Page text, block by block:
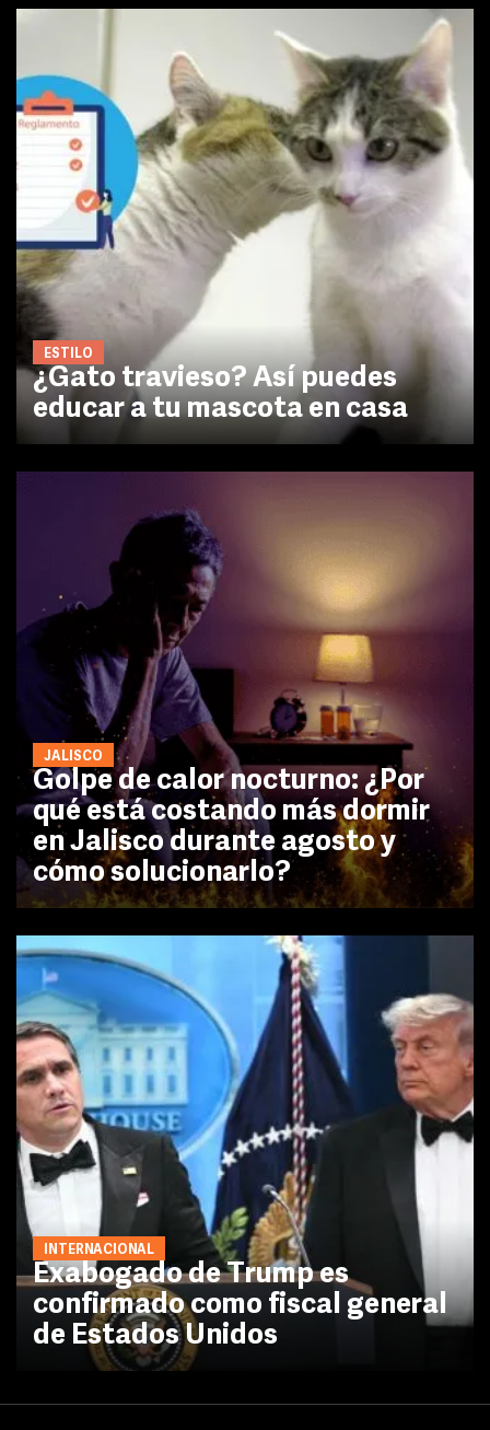
ESTILO
¿Gato travieso? Así puedes
educar a tu mascota en casa
JALISCO
Golpe de calor nocturno: ¿Por
qué está costando más dormir
en Jalisco durante agosto y
cómo solucionarlo?
INTERNACIONAL
Exabogado de Trump es
confirmado como fiscal general
de Estados Unidos